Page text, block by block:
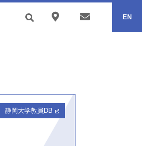
EN
静岡大学教員DB